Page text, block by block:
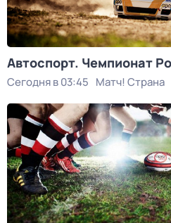
Автоспорт. Чемпионат
Сегодня в 03:45 Матч! Страна